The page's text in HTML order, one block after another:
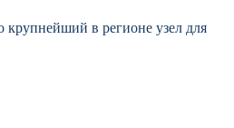
крупнейший в регионе узел для